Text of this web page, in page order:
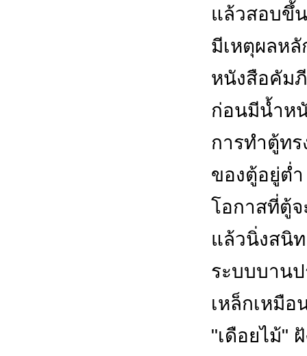
แล้วสอบขึ้
มีเหตุผลห
หนังสือคัม
ก่อนมีน้ำห
การทำตู้ทร
ของตู้อยู่ต่ำ
โอกาสที่ตู้จ
แล้วนิ่งสนิ
ระบบบาน
เหล็กเหมื
"เดือยไม้"